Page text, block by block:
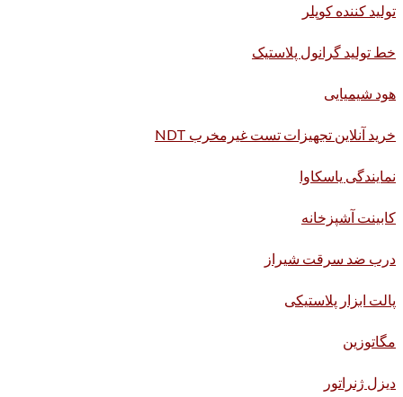
تولید کننده کوپلر
خط تولید گرانول پلاستیک
هود شیمیایی
خرید آنلاین تجهیزات تست غیرمخرب NDT
نمایندگی یاسکاوا
کابینت آشپزخانه
درب ضد سرقت شیراز
پالت ابزار پلاستیکی
مگاتوزین
دیزل ژنراتور